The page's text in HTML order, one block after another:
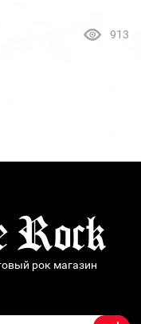
913
рок магазин